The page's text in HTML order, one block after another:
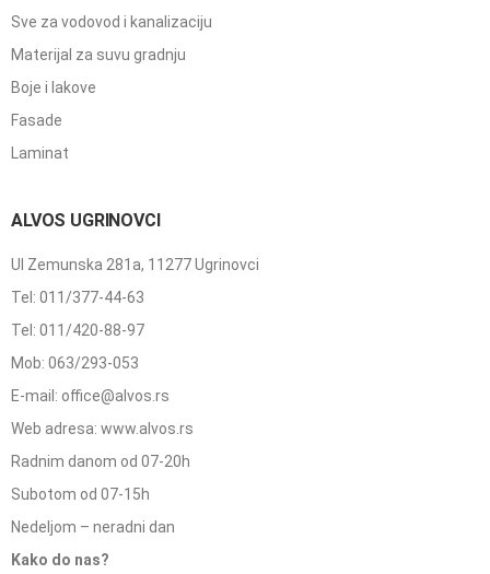
Sve za vodovod i kanalizaciju
Materijal za suvu gradnju
Boje i lakove
Fasade
Laminat
ALVOS UGRINOVCI
Ul Zemunska 281a, 11277 Ugrinovci
Tel: 011/377-44-63
Tel: 011/420-88-97
Mob: 063/293-053
E-mail: office@alvos.rs
Web adresa: www.alvos.rs
Radnim danom od 07-20h
Subotom od 07-15h
Nedeljom – neradni dan
Kako do nas?